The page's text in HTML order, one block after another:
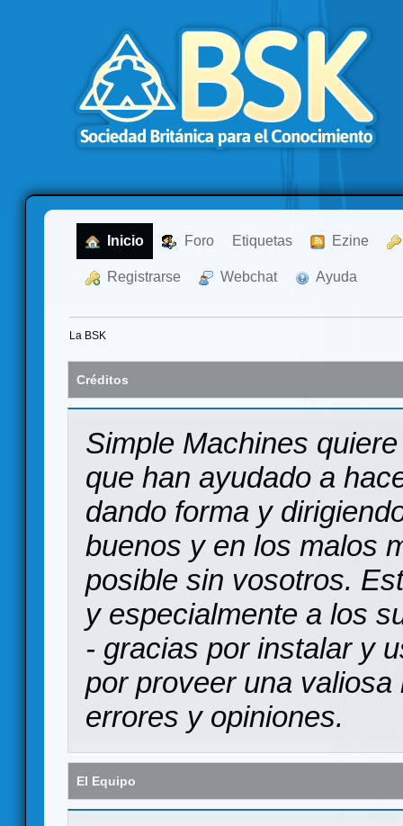
Inicio Foro Etiquetas Ezine
Registrarse Webchat Ayuda
La BSK
Créditos
Simple Machines
que han ayudado a
dando forma y
buenos y en los malos
posible sin vosotros.
y especialmente a los
- gracias por instalar y
por proveer una
errores y opiniones.
El Equipo